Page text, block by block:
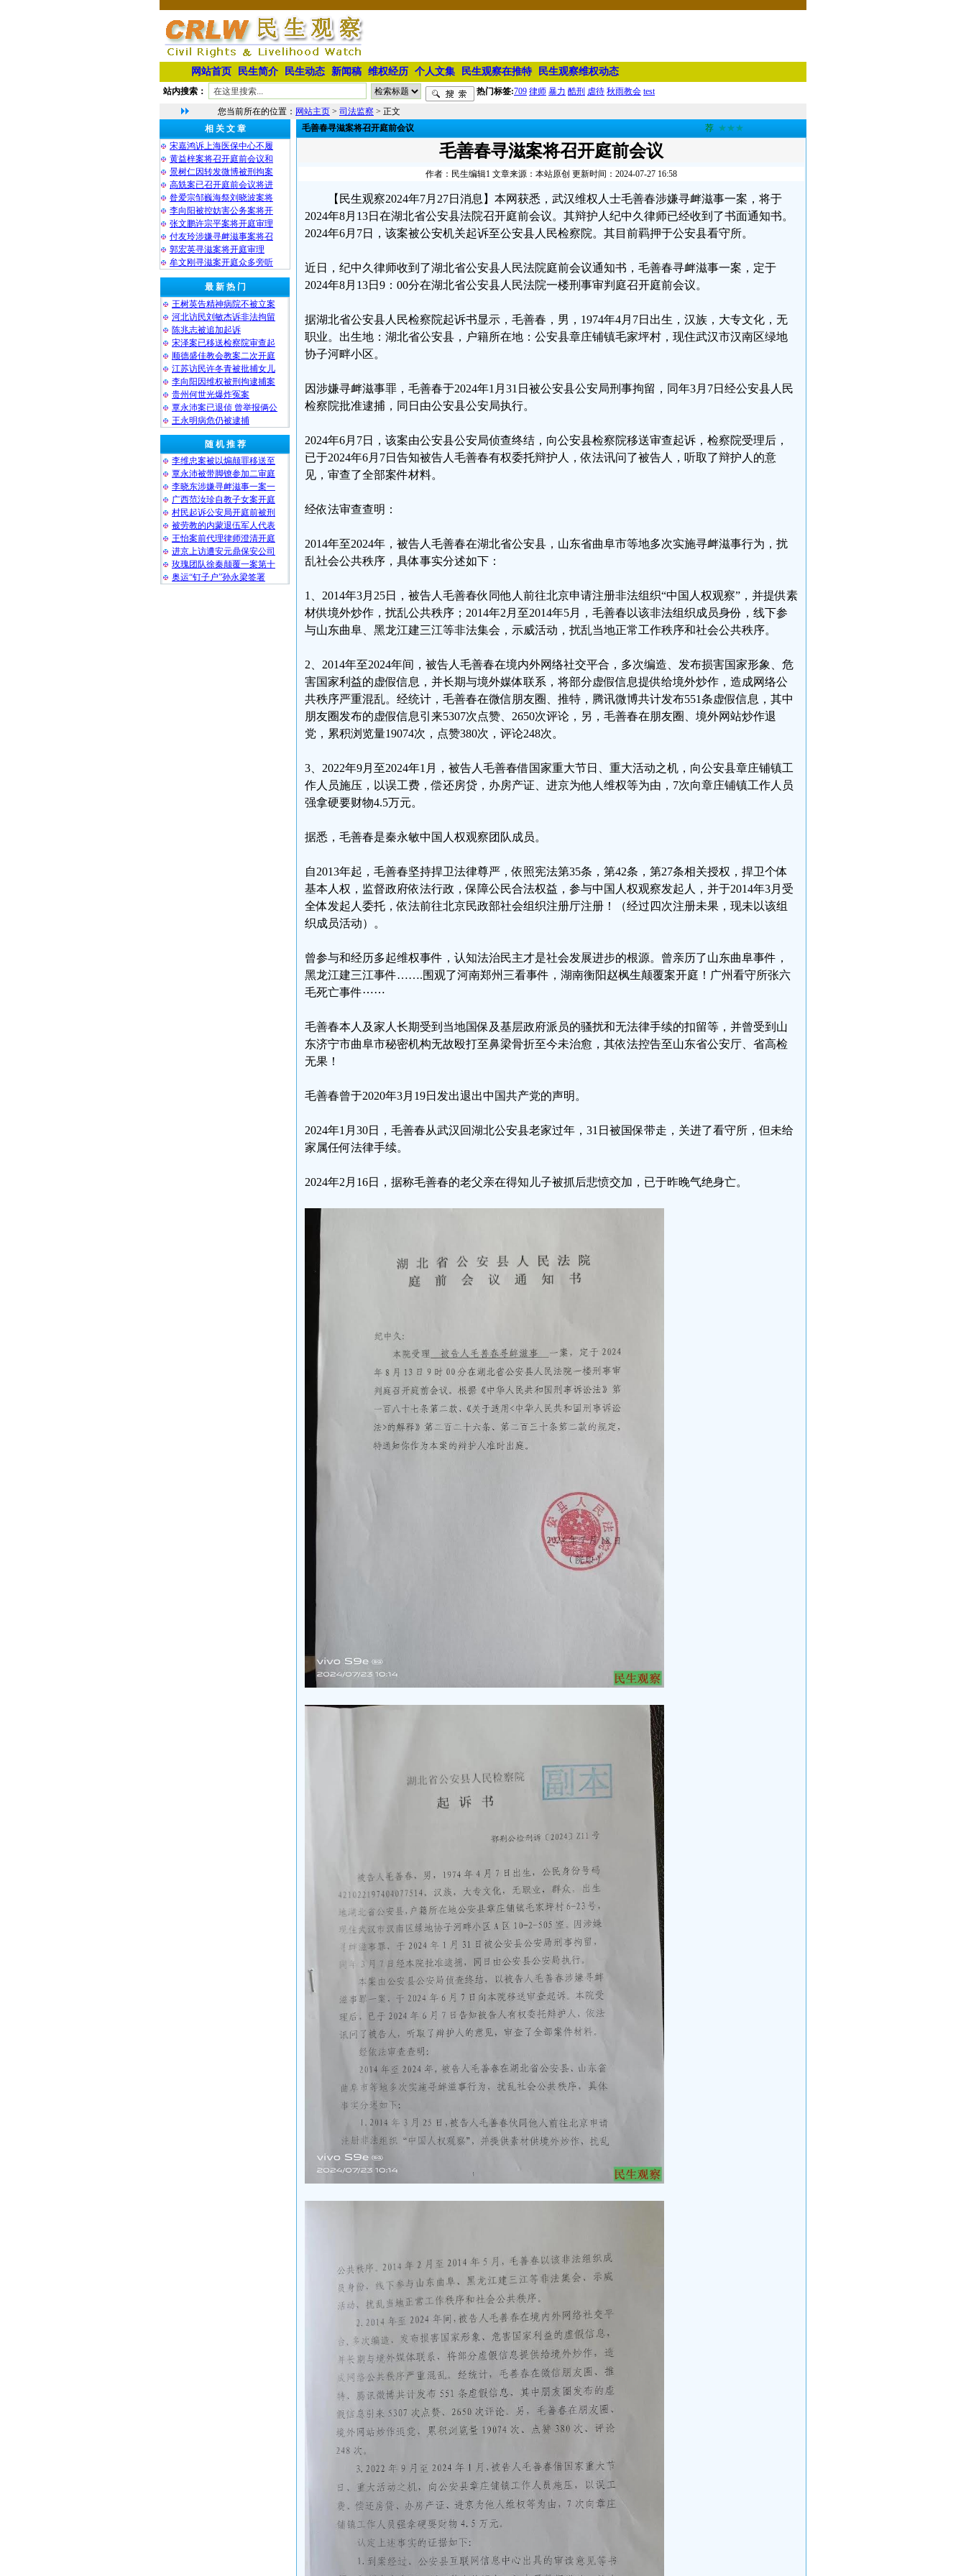
网站首页 民生简介 民生动态 新闻稿 维权经历 个人文集 民生观察在推特 民生观察维权动态
站内搜索： 热门标签:709 律师 暴力 酷刑 虐待 秋雨教会 test
您当前所在的位置： 网站主页 > 司法监察 > 正文
相 关 文 章
宋嘉鸿诉上海医保中心不履
黄益梓案将召开庭前会议和
景树仁因转发微博被刑拘案
高兟案已召开庭前会议将进
昝爱宗邹巍海祭刘晓波案将
李向阳被控妨害公务案将开
张文鹏许宗平案将开庭审理
付友玲涉嫌寻衅滋事案将召
郭宏英寻滋案将开庭审理
牟文刚寻滋案开庭众多旁听
最 新 热 门
王树英告精神病院不被立案
河北访民刘敏杰诉非法拘留
陈兆志被追加起诉
宋泽案已移送检察院审查起
顺德盛佳教会教案二次开庭
江苏访民许冬青被批捕女儿
李向阳因维权被刑拘逮捕案
贵州何世光爆炸冤案
覃永沛案已退侦 曾举报俩公
王永明病危仍被逮捕
随 机 推 荐
李维忠案被以煽颠罪移送至
覃永沛被带脚镣参加二审庭
李晓东涉嫌寻衅滋事一案一
广西范汝珍自教子女案开庭
村民起诉公安局开庭前被刑
被劳教的内蒙退伍军人代表
王怡案前代理律师澄清开庭
进京上访遭安元鼎保安公司
玫瑰团队徐秦颠覆一案第十
奥运“钉子户”孙永梁签署
毛善春寻滋案将召开庭前会议 荐 ★★★
毛善春寻滋案将召开庭前会议
作者：民生编辑1 文章来源：本站原创 更新时间：2024-07-27 16:58
【民生观察2024年7月27日消息】本网获悉，武汉维权人士毛善春涉嫌寻衅滋事一案，将于
2024年8月13日在湖北省公安县法院召开庭前会议。其辩护人纪中久律师已经收到了书面通知书。
2024年6月7日，该案被公安机关起诉至公安县人民检察院。其目前羁押于公安县看守所。
近日，纪中久律师收到了湖北省公安县人民法院庭前会议通知书，毛善春寻衅滋事一案，定于
2024年8月13日9：00分在湖北省公安县人民法院一楼刑事审判庭召开庭前会议。
据湖北省公安县人民检察院起诉书显示，毛善春，男，1974年4月7日出生，汉族，大专文化，无
职业。出生地：湖北省公安县，户籍所在地：公安县章庄铺镇毛家坪村，现住武汉市汉南区绿地
协子河畔小区。
因涉嫌寻衅滋事罪，毛善春于2024年1月31日被公安县公安局刑事拘留，同年3月7日经公安县人民
检察院批准逮捕，同日由公安县公安局执行。
2024年6月7日，该案由公安县公安局侦查终结，向公安县检察院移送审查起诉，检察院受理后，
已于2024年6月7日告知被告人毛善春有权委托辩护人，依法讯问了被告人，听取了辩护人的意
见，审查了全部案件材料。
经依法审查查明：
2014年至2024年，被告人毛善春在湖北省公安县，山东省曲阜市等地多次实施寻衅滋事行为，扰
乱社会公共秩序，具体事实分述如下：
1、2014年3月25日，被告人毛善春伙同他人前往北京申请注册非法组织“中国人权观察”，并提供素
材供境外炒作，扰乱公共秩序；2014年2月至2014年5月，毛善春以该非法组织成员身份，线下参
与山东曲阜、黑龙江建三江等非法集会，示威活动，扰乱当地正常工作秩序和社会公共秩序。
2、2014年至2024年间，被告人毛善春在境内外网络社交平合，多次编造、发布损害国家形象、危
害国家利益的虚假信息，并长期与境外媒体联系，将部分虚假信息提供给境外炒作，造成网络公
共秩序严重混乱。经统计，毛善春在微信朋友圈、推特，腾讯微博共计发布551条虚假信息，其中
朋友圈发布的虚假信息引来5307次点赞、2650次评论，另，毛善春在朋友圈、境外网站炒作退
党，累积浏览量19074次，点赞380次，评论248次。
3、2022年9月至2024年1月，被告人毛善春借国家重大节日、重大活动之机，向公安县章庄铺镇工
作人员施压，以误工费，偿还房贷，办房产证、进京为他人维权等为由，7次向章庄铺镇工作人员
强拿硬要财物4.5万元。
据悉，毛善春是秦永敏中国人权观察团队成员。
自2013年起，毛善春坚持捍卫法律尊严，依照宪法第35条，第42条，第27条相关授权，捍卫个体
基本人权，监督政府依法行政，保障公民合法权益，参与中国人权观察发起人，并于2014年3月受
全体发起人委托，依法前往北京民政部社会组织注册厅注册！（经过四次注册未果，现未以该组
织成员活动）。
曾参与和经历多起维权事件，认知法治民主才是社会发展进步的根源。曾亲历了山东曲阜事件，
黑龙江建三江事件…….围观了河南郑州三看事件，湖南衡阳赵枫生颠覆案开庭！广州看守所张六
毛死亡事件⋯⋯
毛善春本人及家人长期受到当地国保及基层政府派员的骚扰和无法律手续的扣留等，并曾受到山
东济宁市曲阜市秘密机构无故殴打至鼻梁骨折至今未治愈，其依法控告至山东省公安厅、省高检
无果！
毛善春曾于2020年3月19日发出退出中国共产党的声明。
2024年1月30日，毛善春从武汉回湖北公安县老家过年，31日被国保带走，关进了看守所，但未给
家属任何法律手续。
2024年2月16日，据称毛善春的老父亲在得知儿子被抓后悲愤交加，已于昨晚气绝身亡。